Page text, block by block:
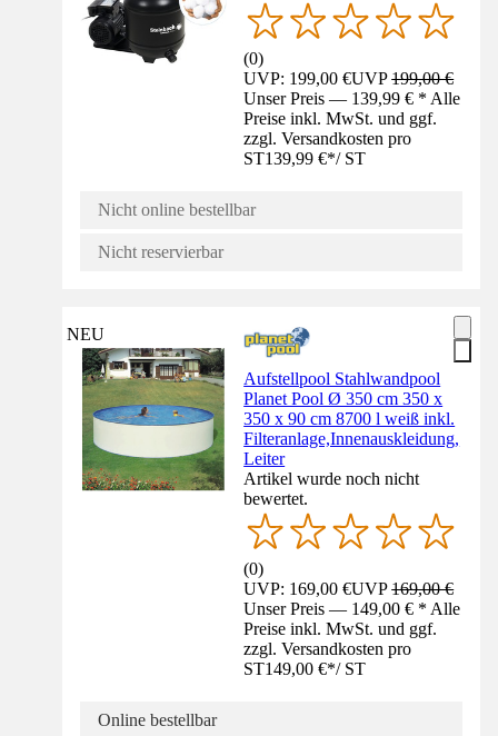
(0)
UVP: 199,00 €UVP199,00 €
Unser Preis — 139,99 € * Alle
Preise inkl. MwSt. und ggf.
zzgl. Versandkosten pro
ST139,99 €*/ ST
Nicht online bestellbar
Nicht reservierbar
NEU
Aufstellpool Stahlwandpool
Planet Pool Ø 350 cm 350 x
350 x 90 cm 8700 l weiß inkl.
Filteranlage,Innenauskleidung,
Leiter
Artikel wurde noch nicht
bewertet.
(0)
UVP: 169,00 €UVP169,00 €
Unser Preis — 149,00 € * Alle
Preise inkl. MwSt. und ggf.
zzgl. Versandkosten pro
ST149,00 €*/ ST
Online bestellbar